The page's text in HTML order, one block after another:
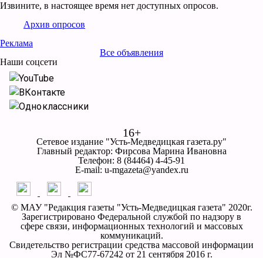
Извините, в настоящее время нет доступных опросов.
Архив опросов
Реклама
Все объявления
Наши соцсети
YouTube
ВКонтакте
Одноклассники
16+
Сетевое издание "Усть-Медведицкая газета.ру"
Главный редактор: Фирсова Марина Ивановна
Телефон: 8 (84464) 4-45-91
E-mail: u-mgazeta@yandex.ru
© МАУ "Редакция газеты "Усть-Медведицкая газета" 2020г.
Зарегистрировано Федеральной службой по надзору в
сфере связи, информационных технологий и массовых
коммуникаций.
Свидетельство регистрации средства массовой информации
Эл №ФС77-67242 от 21 сентября 2016 г.